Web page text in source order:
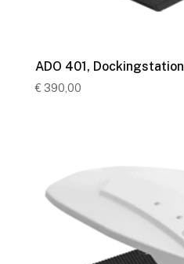
ADO 401, Dockingstation
€ 390,00